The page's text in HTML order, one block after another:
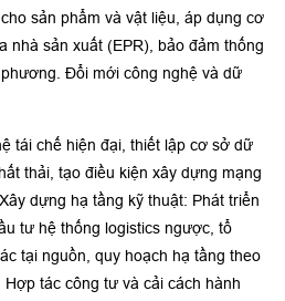
sản phẩm và vật liệu, áp dụng cơ
nhà sản xuất (EPR), bảo đảm thống
Đổi mới công nghệ và dữ
tái chế hiện đại, thiết lập cơ sở dữ
thải, tạo điều kiện xây dựng mạng
dựng hạ tầng kỹ thuật: Phát triển
tư hệ thống logistics ngược, tổ
tại nguồn, quy hoạch hạ tầng theo
tác công tư và cải cách hành